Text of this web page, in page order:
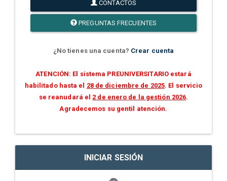
CONTACTOS
PREGUNTAS FRECUENTES
¿No tienes una cuenta? Crear cuenta
ATENCIÓN: El sistema PREUNIVERSITARIO estará
habilitado hasta el 28 de diciembre de 2025. El servicio
se reanudará el 2 de enero de la gestión 2026.
Agradecemos su gentil atención.
INICIAR SESIÓN